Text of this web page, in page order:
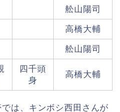
舩山陽司
高橋大輔
舩山陽司
四千頭
身
高橋大輔
は、キンボシ西田さんが